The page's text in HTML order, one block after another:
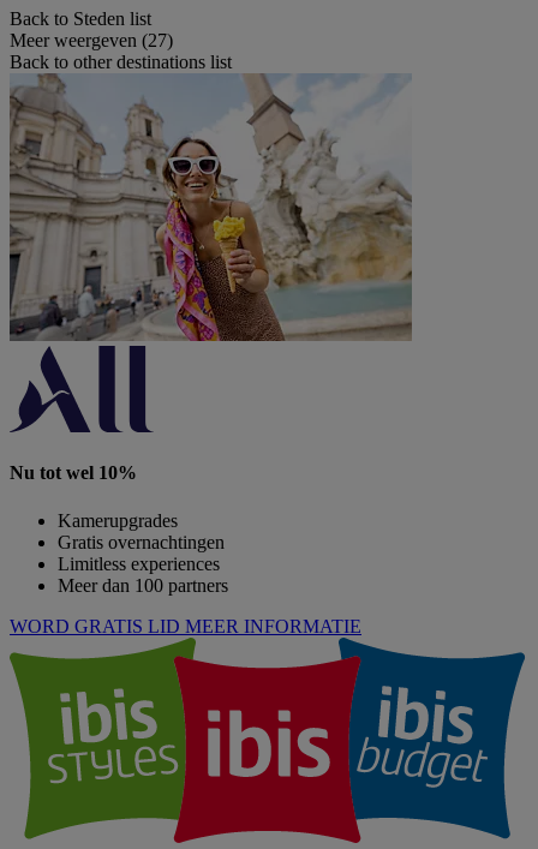
Back to Steden list
Meer weergeven (27)
Back to other destinations list
Nu tot wel 10%
Kamerupgrades
Gratis overnachtingen
Limitless experiences
Meer dan 100 partners
WORD GRATIS LID MEER INFORMATIE